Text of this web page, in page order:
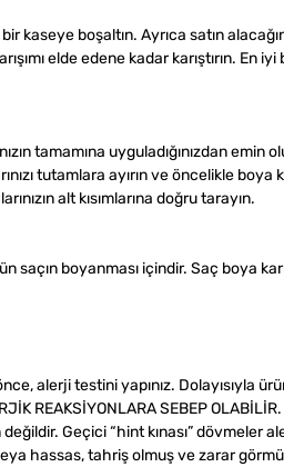
boşaltın. Ayrıca satın
elde edene kadar karıştırın. En iyi
tamamına uyguladığınızdan emin
tutamlara ayırın ve öncelikle boya
alt kısımlarına doğru tarayın.
boyanması içindir. Saç boya
alerji testini yapınız. Dolayısıyla
REAKSİYONLARA SEBEP OLABİLİR.
Geçici “hint kınası” dövmeler
hassas, tahriş olmuş ve zarar